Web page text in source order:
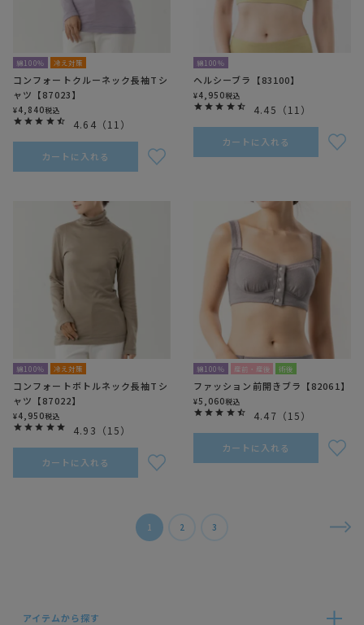
綿100％ 冷え対策
コンフォートクルーネック長袖Tシ
ャツ【87023】
¥4,840税込
4.64 （11）
カートに入れる
綿100％
ヘルシーブラ【83100】
¥4,950税込
4.45 （11）
カートに入れる
綿100％ 冷え対策
コンフォートボトルネック長袖Tシ
ャツ【87022】
¥4,950税込
4.93 （15）
カートに入れる
綿100％ 産前・産後 術後
ファッション前開きブラ【82061】
¥5,060税込
4.47 （15）
カートに入れる
1 2 3
アイテムから探す